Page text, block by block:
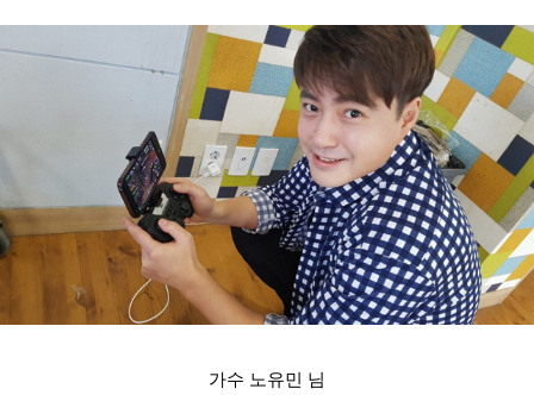
가수 노유민 님